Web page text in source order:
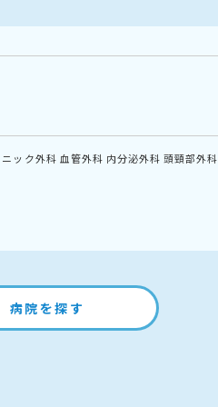
ック外科 血管外科 内分泌外科 頭頸部外科
病院を探す